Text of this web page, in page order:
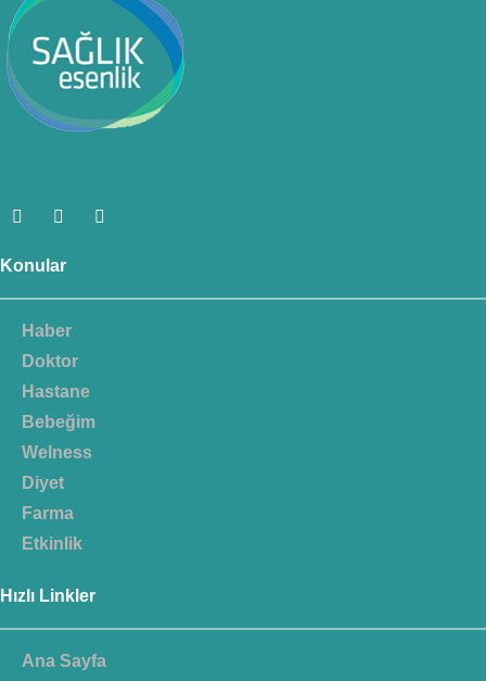
Konular
Haber
Doktor
Hastane
Bebeğim
Welness
Diyet
Farma
Etkinlik
Hızlı Linkler
Ana Sayfa